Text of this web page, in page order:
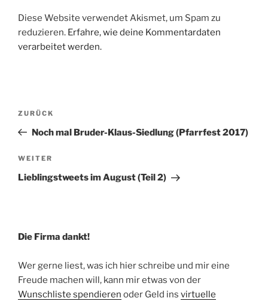
Diese Website verwendet Akismet, um Spam zu
reduzieren. Erfahre, wie deine Kommentardaten
verarbeitet werden.
Beitragsnavigation
Vorheriger
Beitrag
ZURÜCK
Noch mal Bruder-Klaus-Siedlung (Pfarrfest 2017)
Nächster
Beitrag
WEITER
Lieblingstweets im August (Teil 2)
Die Firma dankt!
Wer gerne liest, was ich hier schreibe und mir eine
Freude machen will, kann mir etwas von der
Wunschliste spendieren oder Geld ins virtuelle